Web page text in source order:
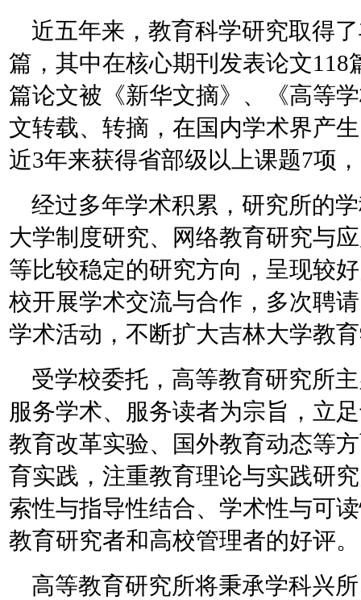
近五年来，教育科学研究取得
篇，其中在核心期刊发表论文118
篇论文被《新华文摘》、《高等
文转载、转摘，在国内学术界产
近3年来获得省部级以上课题7项
经过多年学术积累，研究所的
大学制度研究、网络教育研究与
等比较稳定的研究方向，呈现较
校开展学术交流与合作，多次聘
学术活动，不断扩大吉林大学教
受学校委托，高等教育研究所
服务学术、服务读者为宗旨，立
教育改革实验、国外教育动态等
育实践，注重教育理论与实践研
索性与指导性结合、学术性与可
教育研究者和高校管理者的好评。
高等教育研究所将秉承学科兴